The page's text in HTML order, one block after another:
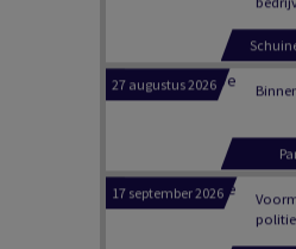
17 september 2026
17 september 2026